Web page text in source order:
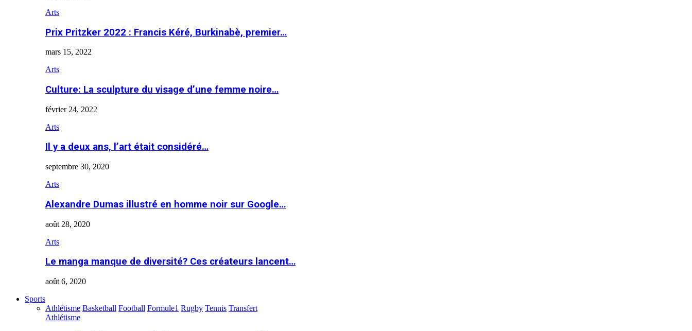
Arts
Prix Pritzker 2022 : Francis Kéré, Burkinabè, premier…
mars 15, 2022
Arts
Culture: La sculpture du visage d’une femme noire…
février 24, 2022
Arts
Il y a deux ans, l’art était considéré…
septembre 30, 2020
Arts
Alexandre Dumas illustré en homme noir sur Google…
août 28, 2020
Arts
Le manga manque de diversité? Ces créateurs lancent…
août 6, 2020
Sports
Athlétisme Basketball Football Formule1 Rugby Tennis Transfert
Athlétisme